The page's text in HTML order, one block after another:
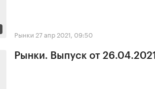
Рынки 27 апр 2021, 09:50
Рынки. Выпуск от 26.04.2021